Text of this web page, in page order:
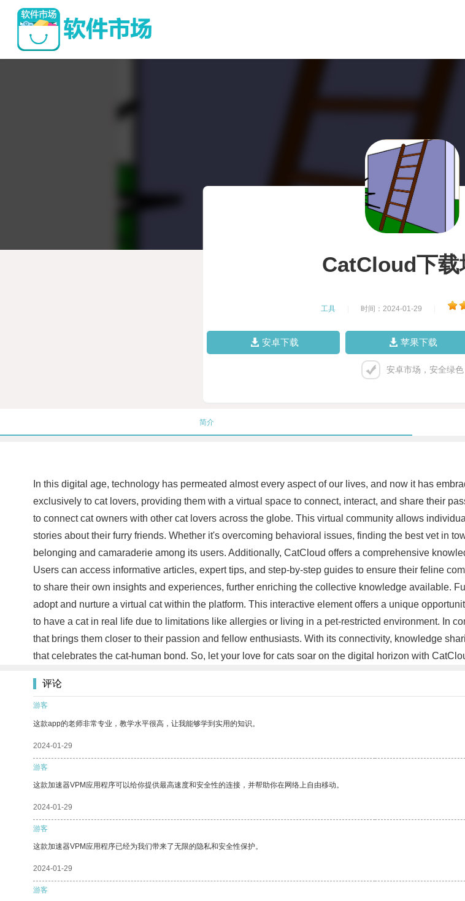
CatCloud下载
工具 时间：2024-01-29
安卓下载 苹果下载
安卓市场，安全绿色
简介
In this digital age, technology has permeated almost every aspect of our lives, and now it has
exclusively to cat lovers, providing them with a virtual space to connect, interact, and share their
to connect cat owners with other cat lovers across the globe. This virtual community allows
stories about their furry friends. Whether it's overcoming behavioral issues, finding the best vet in
belonging and camaraderie among its users. Additionally, CatCloud offers a comprehensive
Users can access informative articles, expert tips, and step-by-step guides to ensure their feline
to share their own insights and experiences, further enriching the collective knowledge available.
adopt and nurture a virtual cat within the platform. This interactive element offers a unique
to have a cat in real life due to limitations like allergies or living in a pet-restricted environment. In
that brings them closer to their passion and fellow enthusiasts. With its connectivity, knowledge
that celebrates the cat-human bond. So, let your love for cats soar on the digital horizon with
评论
游客
这款app的老师非常专业，教学水平很高，让我能够学到实用的知识。
2024-01-29
游客
这款加速器VPM应用程序可以给你提供最高速度和安全性的连接，并帮助你在网络上自由移动。
2024-01-29
游客
这款加速器VPM应用程序已经为我们带来了无限的隐私和安全性保护。
2024-01-29
游客